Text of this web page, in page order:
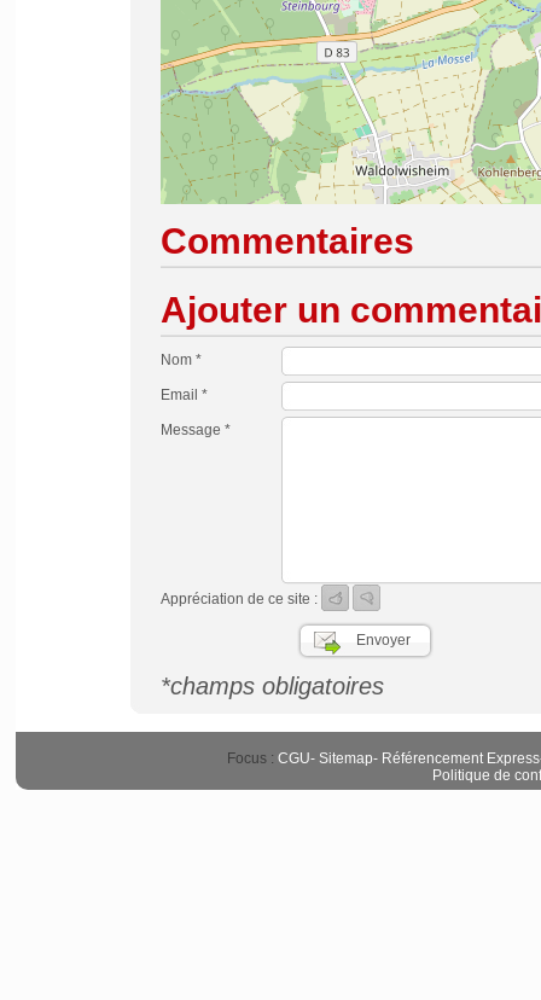
Commentaires
Ajouter un
Nom *
Email *
Message *
Appréciation de ce site :
*champs obligatoires
Focus : CGU- Sitemap- Référencement Express
Politique de